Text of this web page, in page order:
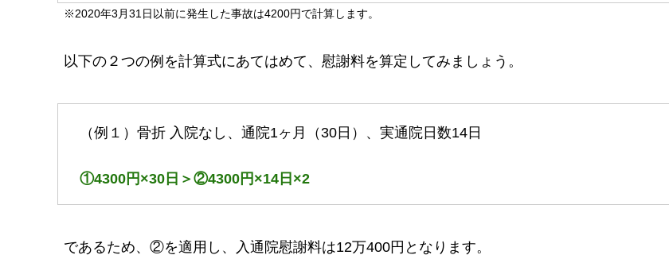
※2020年3月31日以前に発生した事故は4200円で計算します。
以下の２つの例を計算式にあてはめて、慰謝料を算定してみましょう。
（例１）骨折 入院なし、通院1ヶ月（30日）、実通院日数14日
①4300円×30日＞②4300円×14日×2
であるため、②を適用し、入通院慰謝料は12万400円となります。